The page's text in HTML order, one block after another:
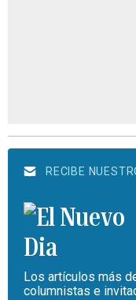
RECIBE
Los artículos más
columnistas e